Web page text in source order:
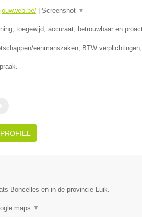
| Screenshot ▼
toegewijd, accuraat, betrouwbaar en
eenmanszaken, BTW
Boncelles en in de provincie Luik.
maps ▼